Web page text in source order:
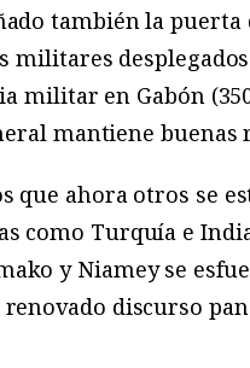
también la puerta
militares
militar en Gabón
mantiene buenas
ahora otros se
como Turquía e
y Niamey se
discurso